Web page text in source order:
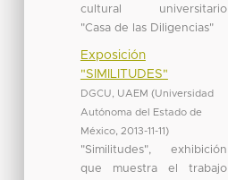
cultural universitario
"Casa de las Diligencias"
Exposición
"SIMILITUDES"
DGCU, UAEM (Universidad
Autónoma del Estado de
México, 2013-11-11)
"Similitudes", exhibición
que muestra el trabajo